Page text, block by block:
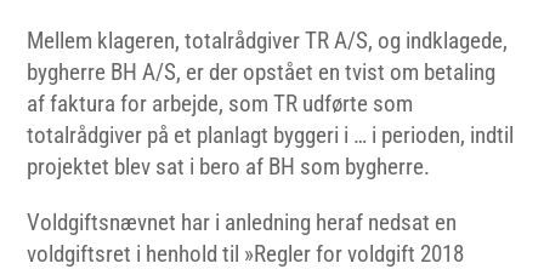
Mellem klageren, totalrådgiver TR A/S, og indklagede,
bygherre BH A/S, er der opstået en tvist om betaling
af faktura for arbejde, som TR udførte som
totalrådgiver på et planlagt byggeri i … i perioden, indtil
projektet blev sat i bero af BH som bygherre.
Voldgiftsnævnet har i anledning heraf nedsat en
voldgiftsret i henhold til »Regler for voldgift 2018